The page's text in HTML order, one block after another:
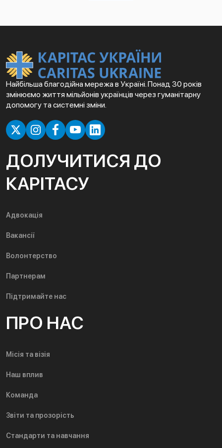
Найбільша благодійна мережа в Україні. Понад 30 років
змінюємо життя мільйонів українців через гуманітарну
допомогу та системні зміни.
ДОЛУЧИТИСЯ ДО
КАРІТАСУ
Адвокація
Вакансії
Волонтерство
Партнерам
Підтримайте нас
ПРО НАС
Місія та візія
Наш вплив
Команда
Звіти та прозорість
Стандарти та навчання